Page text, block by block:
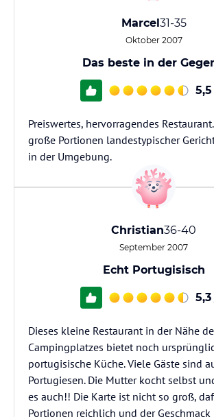
Marcel31-35
Oktober 2007
Das beste in der
5,5
Preiswertes, hervorragendes
große Portionen landestypischer
in der Umgebung.
Christian36-40
September 2007
Echt Portugisisch
5,3
Dieses kleine Restaurant in der Nähe
Campingplatzes bietet noch
portugisische Küche. Viele Gäste sind
Portugiesen. Die Mutter kocht selbst
es auch!! Die Karte ist nicht so groß,
Portionen reichlich und der